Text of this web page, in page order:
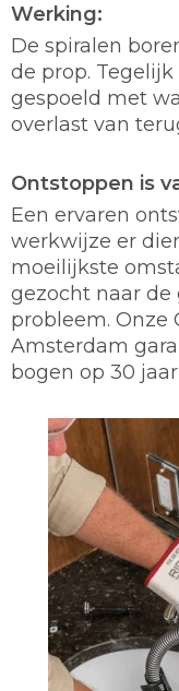
Werking:
De spiralen
de prop.
gespoeld met
overlast van
Ontstoppen is
Een ervaren
werkwijze er
moeilijkste
gezocht naar de
probleem. Onze
Amsterdam
bogen op 30